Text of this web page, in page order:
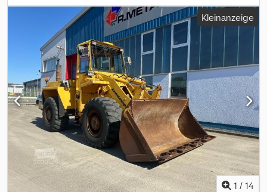
lagernd & sofort verfügbar / passend JCB 409 Preis: 1.790,00 €
netto / 2.130,10 € brutto - Schnittbreite (mm): 2.300 Ausstattung: -
inkl. Zettelmeyer Aufnahme passend für JCB 409 / CAT / Volvo In
unserem Lager haben wir eine sehr große Auswahl an
verschiedenen Anbaugeräten, die sofort verfügbar sind! Herr
Herden (Tel. betreut Sie gerne. Auf Wunsch unterbreiten wir
Ihnen auch gerne ein Finanzierungsangebot. Wir sind offizieller
Westtech Vertriebs- und Servicepartner. Wir sind offizieller
Gierking GMT Vertriebs- und Servicepartner. Wir sind offizieller
OilQuick Vertriebs- und Servicepartner. Wir sind offizieller Weber
MT Vertriebs- und Servicepartner. Wir sind offizieller Holp
Vertriebs- und Servicepartner. Wir sind offizieller DMS Vertriebs-
und Servicepartner. Wir sind offizieller Seppi M. Vertriebs- und
Servicepartner. Wir sind offizieller Magni Teleskoplader Vertriebs-
und Servicepartner. Wir sind offizieller JCB Baumaschinen
Kleinanzeige
1 / 14